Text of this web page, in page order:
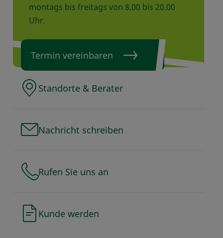
montags bis freitags von 8.00 bis 20.00
Uhr.
Termin vereinbaren
Standorte & Berater
Nachricht schreiben
Rufen Sie uns an
Kunde werden